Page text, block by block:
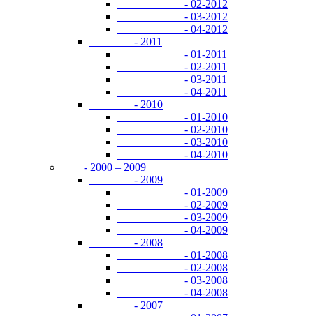
- 02-2012
- 03-2012
- 04-2012
- 2011
- 01-2011
- 02-2011
- 03-2011
- 04-2011
- 2010
- 01-2010
- 02-2010
- 03-2010
- 04-2010
- 2000 – 2009
- 2009
- 01-2009
- 02-2009
- 03-2009
- 04-2009
- 2008
- 01-2008
- 02-2008
- 03-2008
- 04-2008
- 2007